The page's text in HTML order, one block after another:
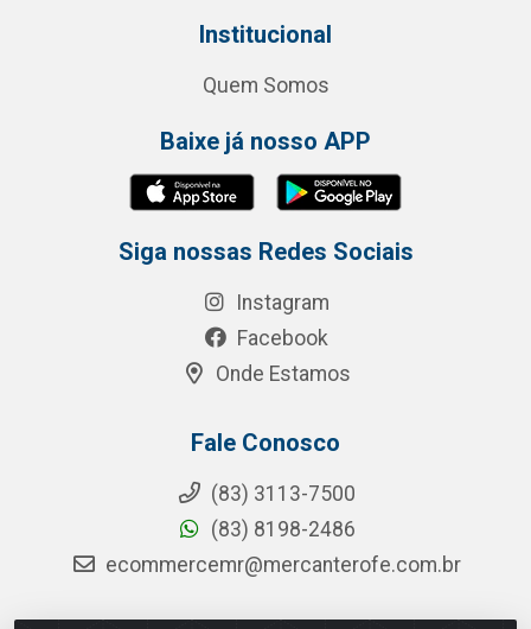
Institucional
Quem Somos
Baixe já nosso APP
Siga nossas Redes Sociais
Instagram
Facebook
Onde Estamos
Fale Conosco
(83) 3113-7500
(83) 8198-2486
ecommercemr@mercanterofe.com.br